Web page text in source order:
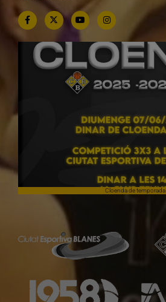
Cloenda de temporada